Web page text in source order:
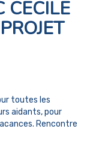
CECILE
toutes les
aidants, pour
Rencontre